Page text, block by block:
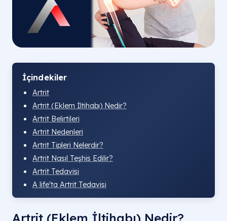
İçindekiler
Artrit
Artrit (Eklem İltihabı) Nedir?
Artrit Belirtileri
Artrit Nedenleri
Artrit Tipleri Nelerdir?
Artrit Nasıl Teşhis Edilir?
Artrit Tedavisi
A life'ta Artrit Tedavisi